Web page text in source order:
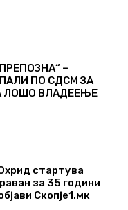
–
ПО СДСМ ЗА
ЛОШО ВЛАДЕЕЊЕ
стартува
за 35 години
Скопје1.мк